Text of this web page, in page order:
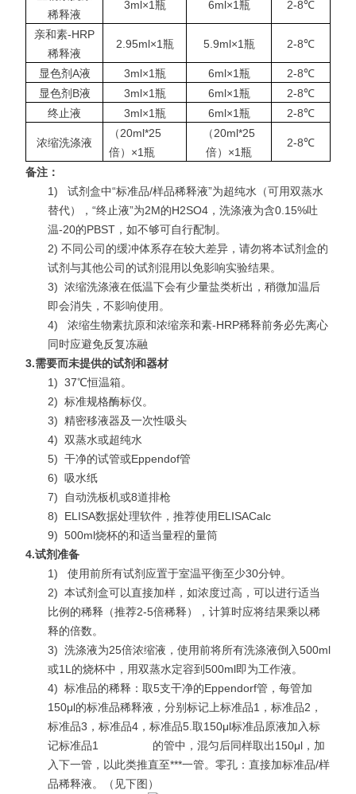
稀释液
3ml×1瓶 6ml×1瓶 2-8℃
亲和素-HRP
稀释液
2.95ml×1瓶 5.9ml×1瓶 2-8℃
显色剂A液 3ml×1瓶 6ml×1瓶
2-8℃
显色剂B液
3ml×1瓶 6ml×1瓶
2-8℃
终止液
3ml×1瓶 6ml×1瓶 2-8℃
浓缩洗涤液
（20ml*25
倍）×1瓶
（20ml*25
倍）×1瓶
2-8℃
备注：
1)
试剂盒中“标准品/样品稀释液”为超纯水（可用双蒸水
替代），“终止液”为2M的H2SO4，洗涤液为含0.15%吐
温-20的PBST，如不够可自行配制。
2) 不同公司的缓冲体系存在较大差异，请勿将本试剂盒的
试剂与其他公司的试剂混用以免影响实验结果。
3) 浓缩洗涤液在低温下会有少量盐类析出，稍微加温后
即会消失，不影响使用。
4)
浓缩生物素抗原和浓缩亲和素-HRP稀释前务必先离心
同时应避免反复冻融
3.需要而未提供的试剂和器材
1) 37℃恒温箱。
2) 标准规格酶标仪。
3) 精密移液器及一次性吸头
4) 双蒸水或超纯水
5) 干净的试管或Eppendof管
6) 吸水纸
7)
自动洗板机或8道排枪
8)
ELISA数据处理软件，推荐使用ELISACalc
9) 500ml烧杯的和适当量程的量筒
4.试剂准备
1)
使用前所有试剂应置于室温平衡至少30分钟。
2) 本试剂盒可以直接加样，如浓度过高，可以进行适当
比例的稀释（推荐2-5倍稀释），计算时应将结果乘以稀
释的倍数。
3) 洗涤液为25倍浓缩液，使用前将所有洗涤液倒入500ml
或1L的烧杯中，用双蒸水定容到500ml即为工作液。
4) 标准品的稀释：取5支干净的Eppendorf管，每管加
150μl的标准品稀释液，分别标记上标准品1，标准品2，
标准品3，标准品4，标准品5.取150μl标准品原液加入标
记标准品1 的管中，混匀后同样取出150μl，加
入下一管，以此类推直至***一管。零孔：直接加标准品/样
品稀释液。（见下图）